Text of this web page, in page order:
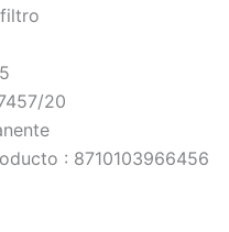
20
: 8710103966456